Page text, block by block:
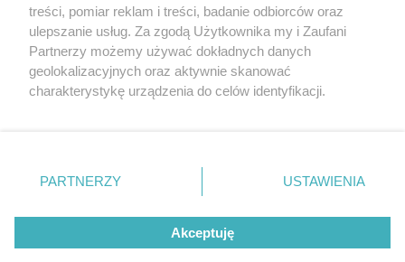
O nas
treści, pomiar reklam i treści, badanie odbiorców oraz
ulepszanie usług. Za zgodą Użytkownika my i Zaufani
Partnerzy możemy używać dokładnych danych
geolokalizacyjnych oraz aktywnie skanować
charakterystykę urządzenia do celów identyfikacji.
zmienić/wycofać klikając przycisk ustawień prywatności
znajdujący się w lewym dolnym rogu strony
rodzaje przetwarzania danych nie wymagają zgody
użytkownika, ale masz prawo sprzeciwić się takiemu
przetwarzaniu. Preferencje będą miały zastosowanie tylko
PARTNERZY USTAWIENIA
Akceptuję